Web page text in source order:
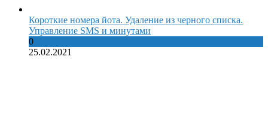
Короткие номера йота. Удаление из черного списка.
Управление SMS и минутами
0
25.02.2021